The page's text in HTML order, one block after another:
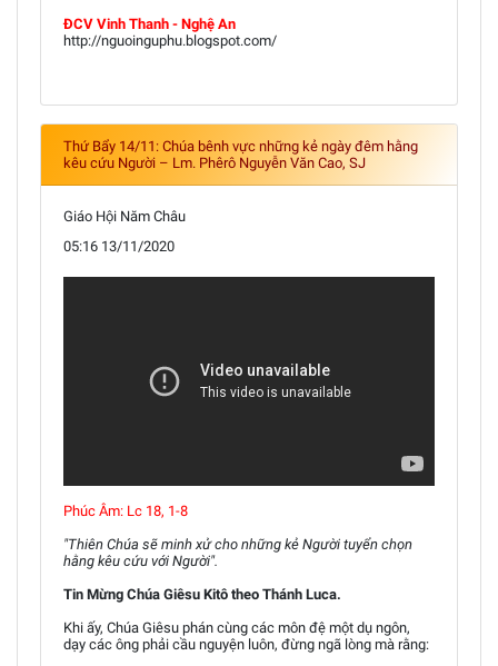
ĐCV Vinh Thanh - Nghệ An
http://nguoinguphu.blogspot.com/
Thứ Bẩy 14/11: Chúa bênh vực những kẻ ngày đêm hằng
kêu cứu Người – Lm. Phêrô Nguyễn Văn Cao, SJ
Giáo Hội Năm Châu
05:16 13/11/2020
Phúc Âm: Lc 18, 1-8
"Thiên Chúa sẽ minh xử cho những kẻ Người tuyển chọn
hằng kêu cứu với Người".
Tin Mừng Chúa Giêsu Kitô theo Thánh Luca.
Khi ấy, Chúa Giêsu phán cùng các môn đệ một dụ ngôn,
dạy các ông phải cầu nguyện luôn, đừng ngã lòng mà rằng: